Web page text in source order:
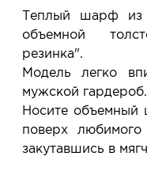
Услуга бесплатная
примеряете в
покупать или нет.
Планируйте визит в
резерв действует 5
Теплый шарф из
объемной
резинка".
Модель легко
мужской гардероб.
Носите
поверх
закутавшись в